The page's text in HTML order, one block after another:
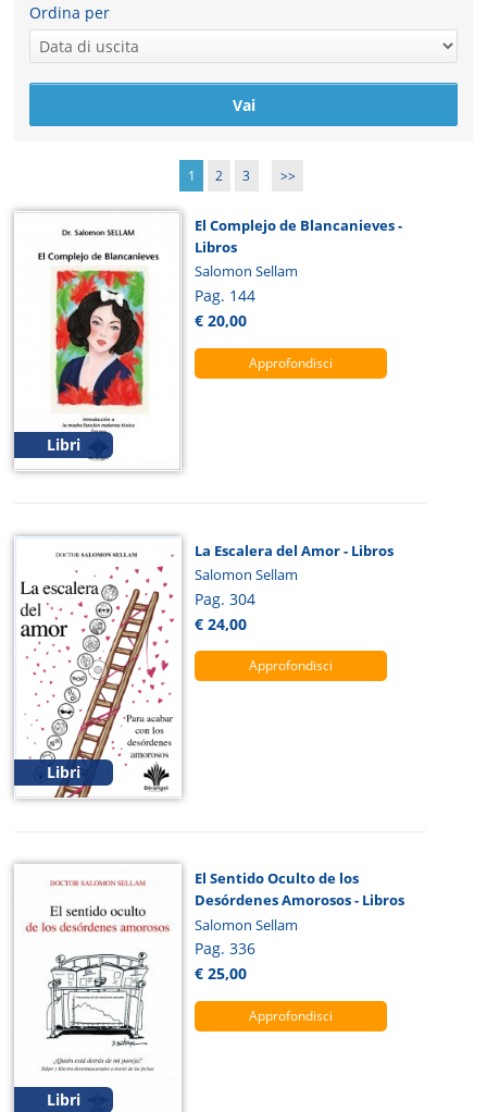
Ordina per
1 2 3 >>
Libri
El Complejo de Blancanieves -
Libros
Salomon Sellam
Pag. 144
€ 20,00
Approfondisci
Libri
La Escalera del Amor - Libros
Salomon Sellam
Pag. 304
€ 24,00
Approfondisci
Libri
El Sentido Oculto de los
Desórdenes Amorosos - Libros
Salomon Sellam
Pag. 336
€ 25,00
Approfondisci